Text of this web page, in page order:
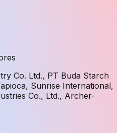
Co. Ltd., PT Buda Starch
Sunrise International,
Co., Ltd., Archer-